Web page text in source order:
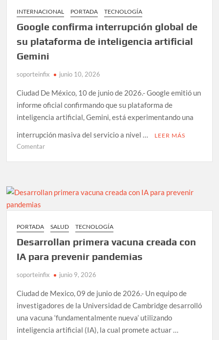
OPI
de
la
y
Musk
convierte
en
billonario
INTERNACIONAL PORTADA TECNOLOGÍA
Google confirma interrupción global de
su plataforma de inteligencia artificial
Gemini
soporteinfix junio 10, 2026
Ciudad De México, 10 de junio de 2026.- Google emitió un
informe oficial confirmando que su plataforma de
inteligencia artificial, Gemini, está experimentando una
interrupción masiva del servicio a nivel …
LEER MÁS
Comentaren
global
su
de
inteligencia
artificial
Gemini
PORTADA SALUD TECNOLOGÍA
Desarrollan primera vacuna creada con
IA para prevenir pandemias
soporteinfix junio 9, 2026
Ciudad de Mexico, 09 de junio de 2026.- Un equipo de
investigadores de la Universidad de Cambridge desarrolló
una vacuna ‘fundamentalmente nueva’ utilizando
inteligencia artificial (IA), la cual promete actuar …